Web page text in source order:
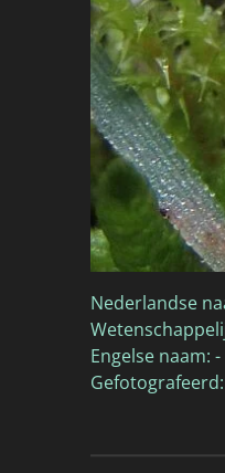
Nederlandse
Engelse naam: -